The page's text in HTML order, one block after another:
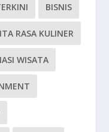
BISNIS
RASA KULINER
WISATA